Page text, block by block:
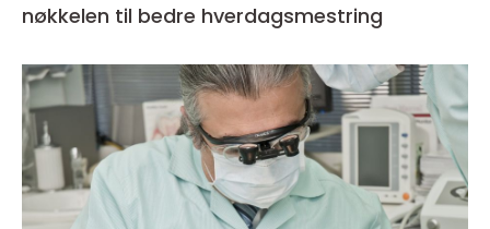
nøkkelen til bedre hverdagsmestring